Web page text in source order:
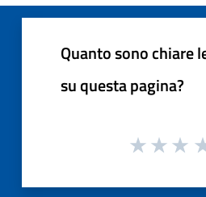
Quanto sono chiare
su questa pagina?